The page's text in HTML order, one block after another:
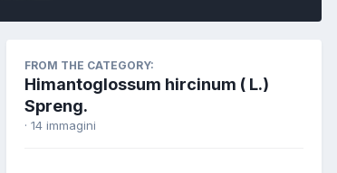
FROM THE CATEGORY:
Himantoglossum hircinum ( L.)
Spreng.
· 14 immagini